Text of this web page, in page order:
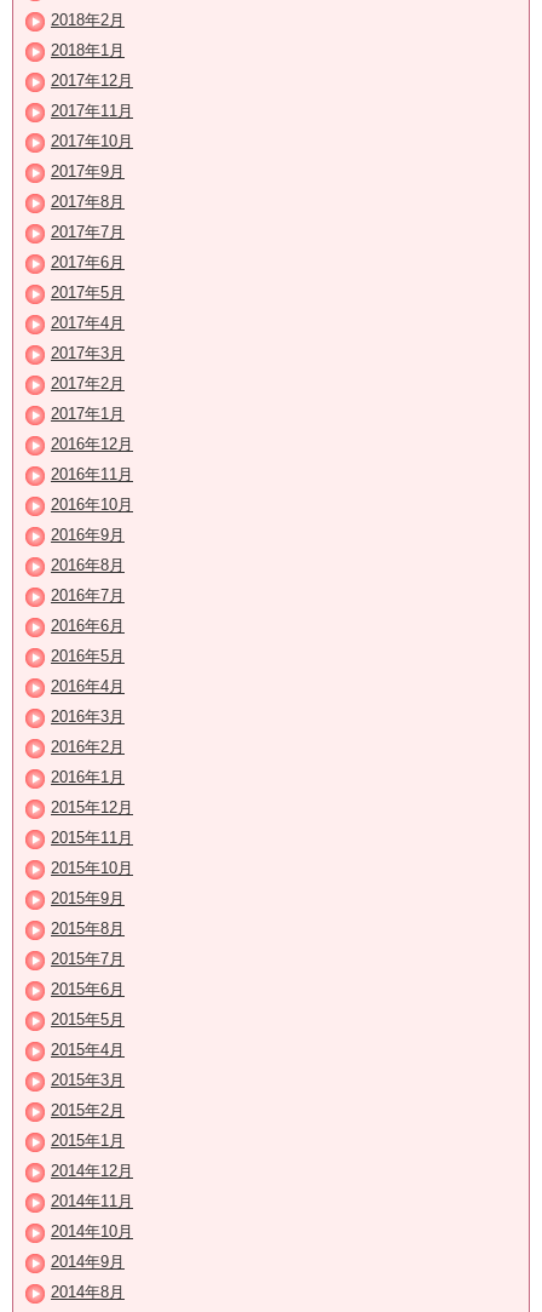
2018年2月
2018年1月
2017年12月
2017年11月
2017年10月
2017年9月
2017年8月
2017年7月
2017年6月
2017年5月
2017年4月
2017年3月
2017年2月
2017年1月
2016年12月
2016年11月
2016年10月
2016年9月
2016年8月
2016年7月
2016年6月
2016年5月
2016年4月
2016年3月
2016年2月
2016年1月
2015年12月
2015年11月
2015年10月
2015年9月
2015年8月
2015年7月
2015年6月
2015年5月
2015年4月
2015年3月
2015年2月
2015年1月
2014年12月
2014年11月
2014年10月
2014年9月
2014年8月